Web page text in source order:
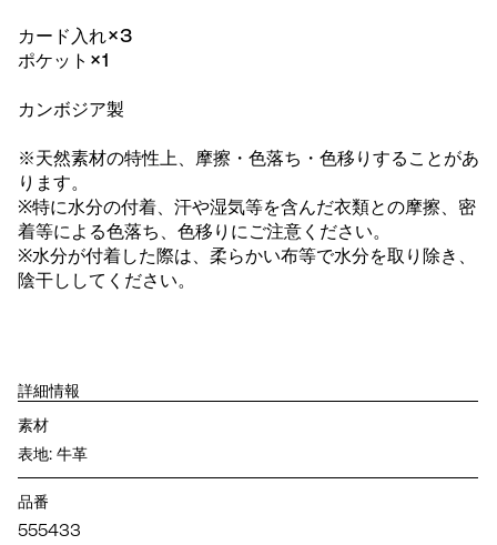
カード入れ×3
ポケット×1
カンボジア製
※天然素材の特性上、摩擦・色落ち・色移りすることがあ
ります。
※特に水分の付着、汗や湿気等を含んだ衣類との摩擦、密
着等による色落ち、色移りにご注意ください。
※水分が付着した際は、柔らかい布等で水分を取り除き、
陰干ししてください。
詳細情報
素材
表地: 牛革
品番
555433